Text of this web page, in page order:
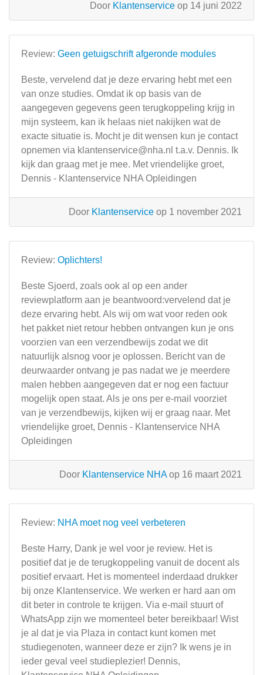
Door Klantenservice op 14 juni 2022
Review: Geen getuigschrift afgeronde modules
Beste, vervelend dat je deze ervaring hebt met een
van onze studies. Omdat ik op basis van de
aangegeven gegevens geen terugkoppeling krijg in
mijn systeem, kan ik helaas niet nakijken wat de
exacte situatie is. Mocht je dit wensen kun je contact
opnemen via klantenservice@nha.nl t.a.v. Dennis. Ik
kijk dan graag met je mee. Met vriendelijke groet,
Dennis - Klantenservice NHA Opleidingen
Door Klantenservice op 1 november 2021
Review: Oplichters!
Beste Sjoerd, zoals ook al op een ander
reviewplatform aan je beantwoord:vervelend dat je
deze ervaring hebt. Als wij om wat voor reden ook
het pakket niet retour hebben ontvangen kun je ons
voorzien van een verzendbewijs zodat we dit
natuurlijk alsnog voor je oplossen. Bericht van de
deurwaarder ontvang je pas nadat we je meerdere
malen hebben aangegeven dat er nog een factuur
mogelijk open staat. Als je ons per e-mail voorziet
van je verzendbewijs, kijken wij er graag naar. Met
vriendelijke groet, Dennis - Klantenservice NHA
Opleidingen
Door Klantenservice NHAop 16 maart 2021
Review: NHA moet nog veel verbeteren
Beste Harry, Dank je wel voor je review. Het is
positief dat je de terugkoppeling vanuit de docent als
positief ervaart. Het is momenteel inderdaad drukker
bij onze Klantenservice. We werken er hard aan om
dit beter in controle te krijgen. Via e-mail stuurt of
WhatsApp zijn we momenteel beter bereikbaar! Wist
je al dat je via Plaza in contact kunt komen met
studiegenoten, wanneer deze er zijn? Ik wens je in
ieder geval veel studieplezier! Dennis,